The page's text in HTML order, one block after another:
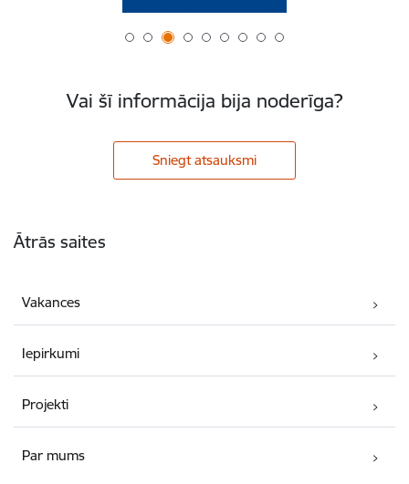
Vai šī informācija bija noderīga?
Sniegt atsauksmi
Ātrās saites
Vakances
Iepirkumi
Projekti
Par mums